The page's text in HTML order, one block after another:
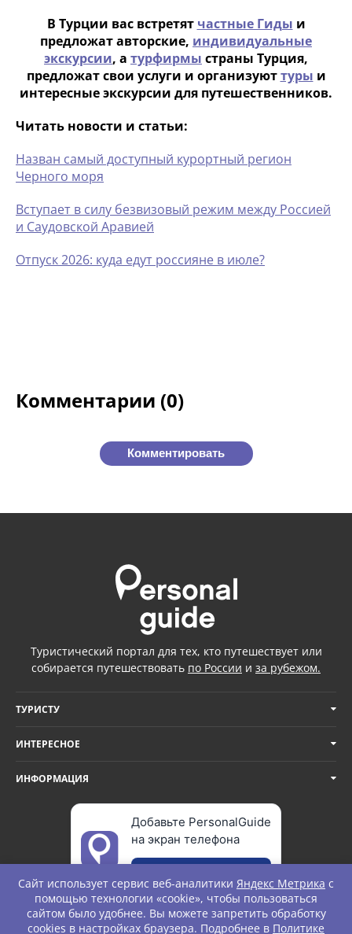
В Турции вас встретят частные Гиды и
предложат авторские, индивидуальные
экскурсии, а турфирмы страны Турция,
предложат свои услуги и организуюттуры и
интересные экскурсии для путешественников.
Читать новости и статьи:
Назван самый доступный курортный регион
Черного моря
Вступает в силу безвизовый режим между Россией
и Саудовской Аравией
Отпуск 2026: куда едут россияне в июле?
Комментарии (0)
Комментировать
Туристический портал для тех, кто путешествует или
собирается путешествовать по России и за рубежом.
ТУРИСТУ
ИНТЕРЕСНОЕ
ИНФОРМАЦИЯ
Добавьте PersonalGuide
на экран телефона
© Personal Guide. All rights Reserved.
Сайт использует сервис веб-аналитики Яндекс Метрика с
помощью технологии «cookie», чтобы пользоваться
сайтом было удобнее. Вы можете запретить обработку
cookies в настройках браузера. Подробнее в Политике